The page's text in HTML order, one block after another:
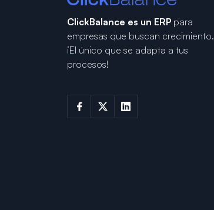
ClickBalance es un ERP para
empresas que buscan crecimiento.
¡El único que se adapta a tus
procesos!